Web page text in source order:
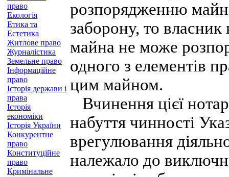
право
Екологія
Етика та
Естетика
Житлове право
Журналістика
Земельне право
Інформаційне
право
Історія держави і
права
Історія
економіки
Історія України
Конкурентне
право
Конституційне
право
Кримінальне
розпорядженню
заборону, то
майна не може
одного з елементів
цим майном.
Вчинення цієї
набуття чинності
врегулювання
належало до